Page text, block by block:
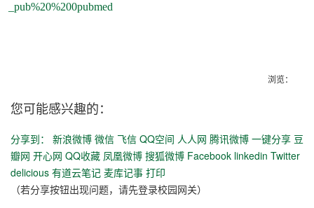
_pub%20%200pubmed
浏览：
您可能感兴趣的：
分享到： 新浪微博 微信 飞信 QQ空间 人人网 腾讯微博 一键分享 豆
瓣网 开心网 QQ收藏 凤凰微博 搜狐微博 Facebook linkedin Twitter
delicious 有道云笔记 麦库记事 打印
（若分享按钮出现问题，请先登录校园网关）